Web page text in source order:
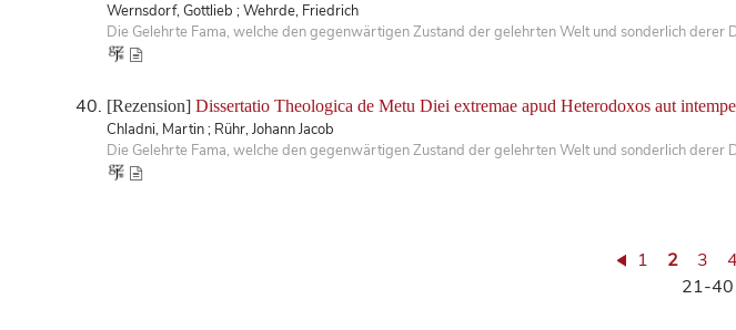
Wernsdorf, Gottlieb ; Wehrde, Friedrich
Die Gelehrte Fama, welche den gegenwärtigen Zustand der gelehrten Welt und sonderlich
[Rezension] Dissertatio Theologica de Metu Diei extremae apud Heterodoxos aut
Chladni, Martin ; Rühr, Johann Jacob
Die Gelehrte Fama, welche den gegenwärtigen Zustand der gelehrten Welt und sonderlich
1 2 3 4
21-